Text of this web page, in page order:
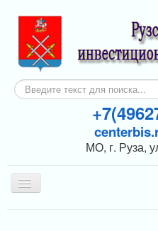
Искать...
МО, г. Руза,
Включить/
выключить